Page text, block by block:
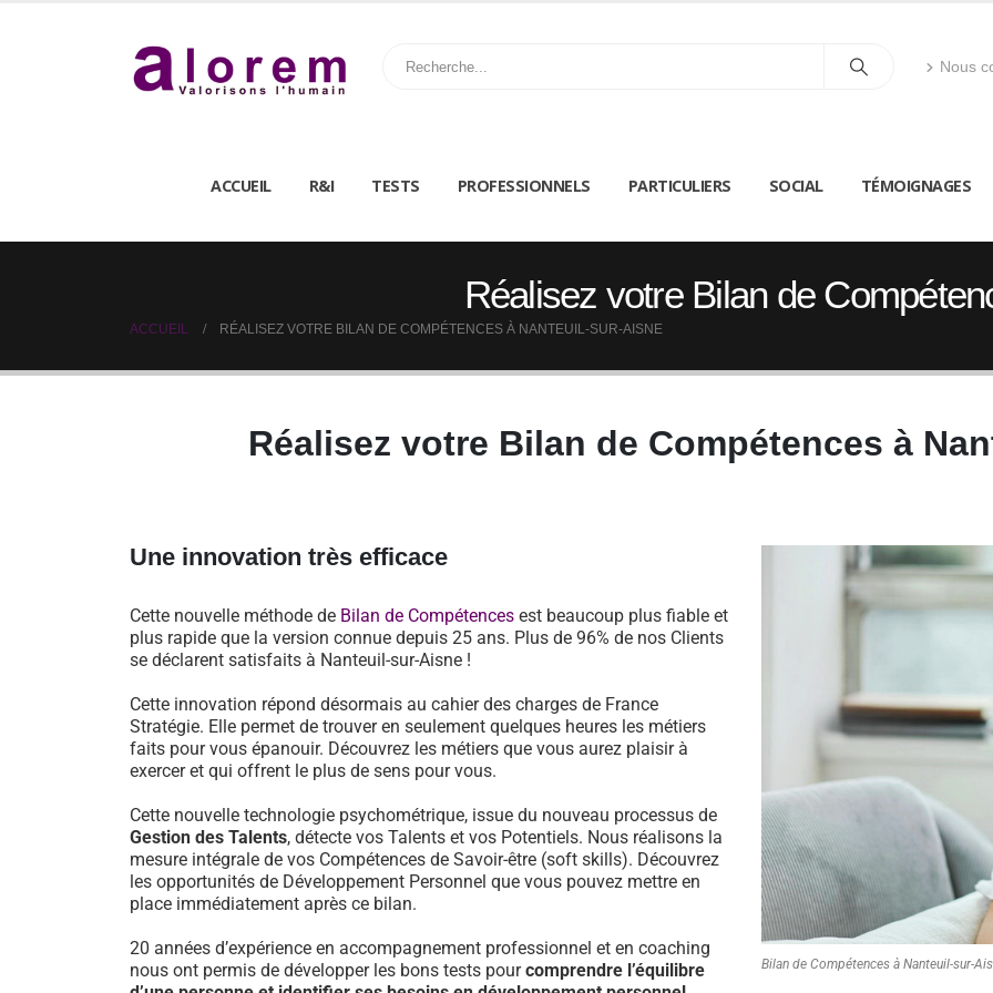
Nous
ACCUEIL R&I TESTS PROFESSIONNELS PARTICULIERS SOCIAL TÉMOIGNAGES
Réalisez votre Bilan de
ACCUEIL RÉALISEZ VOTRE BILAN DE COMPÉTENCES À NANTEUIL-SUR-AISNE
Réalisez votre Bilan de Compétences à
Une innovation très efficace
Cette nouvelle méthode de Bilan de Compétences est beaucoup plus fiable et
plus rapide que la version connue depuis 25 ans. Plus de 96% de nos Clients
se déclarent satisfaits à Nanteuil-sur-Aisne !
Cette innovation répond désormais au cahier des charges de France
Stratégie. Elle permet de trouver en seulement quelques heures les métiers
faits pour vous épanouir. Découvrez les métiers que vous aurez plaisir à
exercer et qui offrent le plus de sens pour vous.
Cette nouvelle technologie psychométrique, issue du nouveau processus de
Gestion des Talents, détecte vos Talents et vos Potentiels. Nous réalisons la
mesure intégrale de vos Compétences de Savoir-être (soft skills). Découvrez
les opportunités de Développement Personnel que vous pouvez mettre en
place immédiatement après ce bilan.
20 années d’expérience en accompagnement professionnel et en coaching
nous ont permis de développer les bons tests pourcomprendre l’équilibre
Bilan de Compétences à Nanteuil-sur-